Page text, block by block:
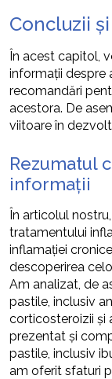
Concluzii
În acest capitol,
informații despre
recomandări
acestora. De
viitoare în
Rezumatul
informații
În articolul
tratamentului
inflamației
descoperirea
Am analizat, de
pastile, inclusiv
corticosteroizii și
prezentat și
pastile, inclusiv
am oferit sfaturi